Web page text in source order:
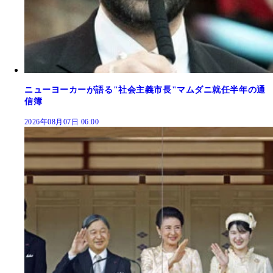
ニューヨーカーが語る"社会主義市長"マムダニ就任半年の通
信簿
2026年08月07日 06:00